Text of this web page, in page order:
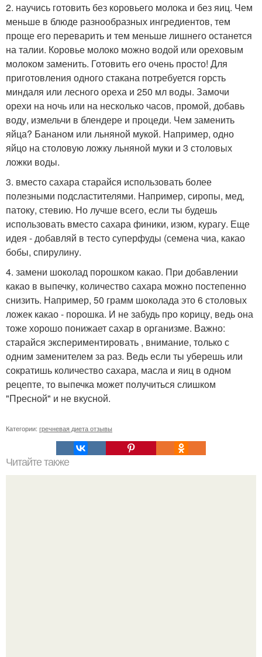
2. научись готовить без коровьего молока и без яиц. Чем
меньше в блюде разнообразных ингредиентов, тем
проще его переварить и тем меньше лишнего останется
на талии. Коровье молоко можно водой или ореховым
молоком заменить. Готовить его очень просто! Для
приготовления одного стакана потребуется горсть
миндаля или лесного ореха и 250 мл воды. Замочи
орехи на ночь или на несколько часов, промой, добавь
воду, измельчи в блендере и процеди. Чем заменить
яйца? Бананом или льняной мукой. Например, одно
яйцо на столовую ложку льняной муки и 3 столовых
ложки воды.
3. вместо сахара старайся использовать более
полезными подсластителями. Например, сиропы, мед,
патоку, стевию. Но лучше всего, если ты будешь
использовать вместо сахара финики, изюм, курагу. Еще
идея - добавляй в тесто суперфуды (семена чиа, какао
бобы, спирулину.
4. замени шоколад порошком какао. При добавлении
какао в выпечку, количество сахара можно постепенно
снизить. Например, 50 грамм шоколада это 6 столовых
ложек какао - порошка. И не забудь про корицу, ведь она
тоже хорошо понижает сахар в организме. Важно:
старайся экспериментировать , внимание, только с
одним заменителем за раз. Ведь если ты уберешь или
сократишь количество сахара, масла и яиц в одном
рецепте, то выпечка может получиться слишком
"Пресной" и не вкусной.
Категории: гречневая диета отзывы
Читайте также